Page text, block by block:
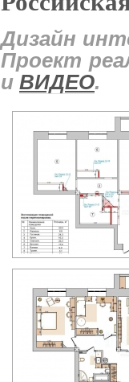
Дизайн
Проект
и ВИДЕО.